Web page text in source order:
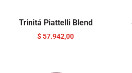
Trinitá Piattelli Blend
$ 57.942,00